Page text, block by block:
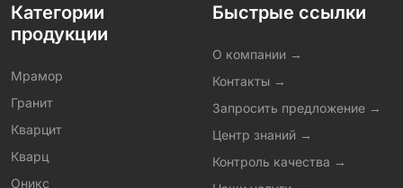
Категории
продукции
Мрамор
Гранит
Кварцит
Кварц
Оникс
Быстрые ссылки
О компании →
Контакты →
Запросить предложение →
Центр знаний →
Контроль качества →